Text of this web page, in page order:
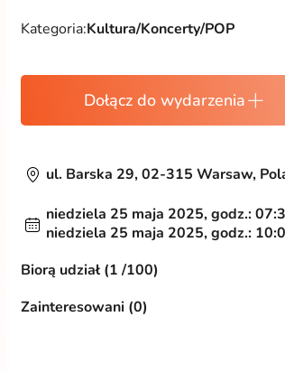
Kategoria:Kultura/Koncerty/POP
Dołącz do wydarzenia
ul. Barska 29, 02-315 Warsaw,
niedziela 25 maja 2025, godz.:
niedziela 25 maja 2025, godz.:
Biorą udział (1 /100)
Zainteresowani (0)